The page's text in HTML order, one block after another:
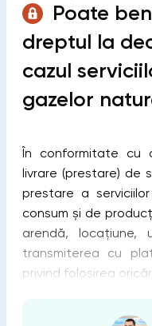
Poate
dreptul la
cazul
gazelor
În conformitate cu
livrare (prestare) de
prestare a
consum şi de
arendă, locaţiune,
transmiterea cu
privind folosirea